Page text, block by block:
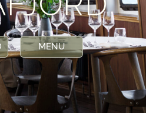
MENU